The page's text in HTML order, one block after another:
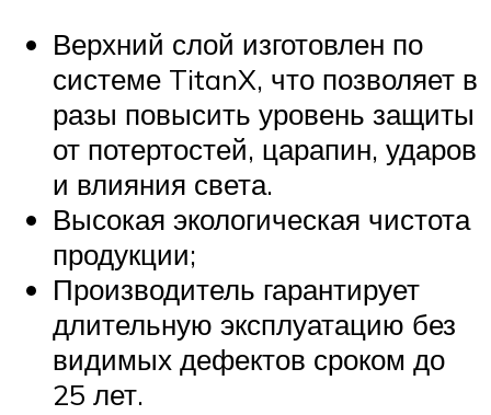
Верхний слой изготовлен по
системе TitanX, что позволяет в
разы повысить уровень защиты
от потертостей, царапин, ударов
и влияния света.
Высокая экологическая чистота
продукции;
Производитель гарантирует
длительную эксплуатацию без
видимых дефектов сроком до
25 лет.